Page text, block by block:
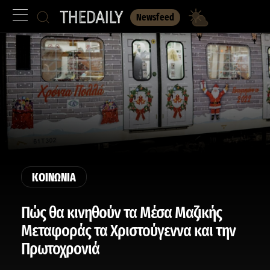
Newsfeed
ΚΟΙΝΩΝΙΑ
Πώς θα κινηθούν τα Μέσα Μαζικής
Μεταφοράς τα Χριστούγεννα και την
Πρωτοχρονιά